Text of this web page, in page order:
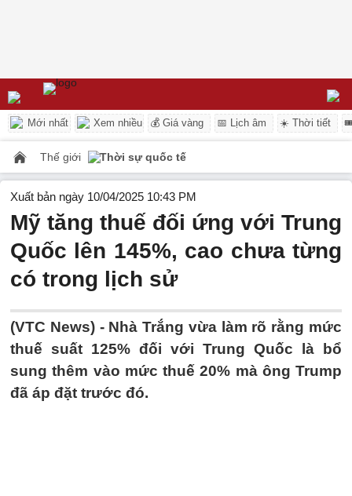
Mới nhất Xem nhiều 💰 Giá vàng 📅 Lịch âm ☀️ Thời tiết
Thế giới Thời sự quốc tế
Xuất bản ngày 10/04/2025 10:43 PM
Mỹ tăng thuế đối ứng với Trung
Quốc lên 145%, cao chưa từng
có trong lịch sử
(VTC News) - Nhà Trắng vừa làm rõ rằng mức
thuế suất 125% đối với Trung Quốc là bổ
sung thêm vào mức thuế 20% mà ông Trump
đã áp đặt trước đó.